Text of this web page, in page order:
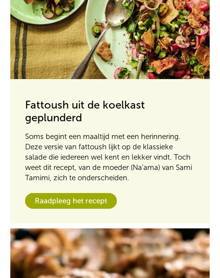
Fattoush uit de koelkast
geplunderd
Soms begint een maaltijd met een herinnering.
Deze versie van fattoush lijkt op de klassieke
salade die iedereen wel kent en lekker vindt. Toch
weet dit recept, van de moeder (Na’ama) van Sami
Tamimi, zich te onderscheiden.
Raadpleeg het recept